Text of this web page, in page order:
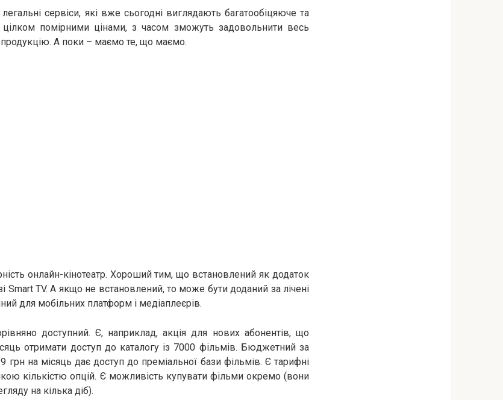
сервіси, які вже сьогодні виглядають багатообіцяюче та
помірними цінами, з часом зможуть задовольнити весь
продукцію. А поки – маємо те, що маємо.
онлайн-кінотеатр. Хороший тим, що встановлений як додаток
Smart TV. А якщо не встановлений, то може бути доданий за лічені
для мобільних платформ і медіаплеєрів.
доступний. Є, наприклад, акція для нових абонентів, що
отримати доступ до каталогу із 7000 фільмів. Бюджетний за
грн на місяць дає доступ до преміальної бази фільмів. Є тарифні
кількістю опцій. Є можливість купувати фільми окремо (вони
на кілька діб).